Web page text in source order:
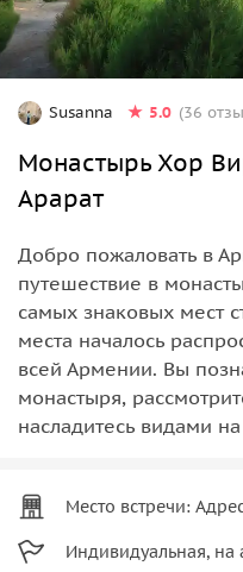
Susanna 5.0 (36
Монастырь Хор
Арарат
Добро пожаловать в
путешествие в
самых знаковых мест
места началось
всей Армении. Вы
монастыря,
насладитесь видами на
Место встречи:
Индивидуальная, на